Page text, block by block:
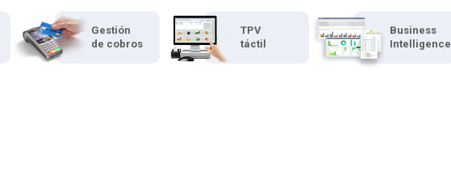
Gestión
de cobros
TPV
táctil
Business
Intelligence